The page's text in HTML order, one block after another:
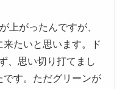
上がったんですが、
たいと思います。ド
、思い切り打てまし
です。ただグリーンが